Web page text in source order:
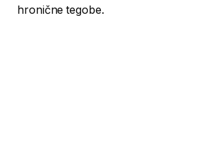
hronične tegobe.